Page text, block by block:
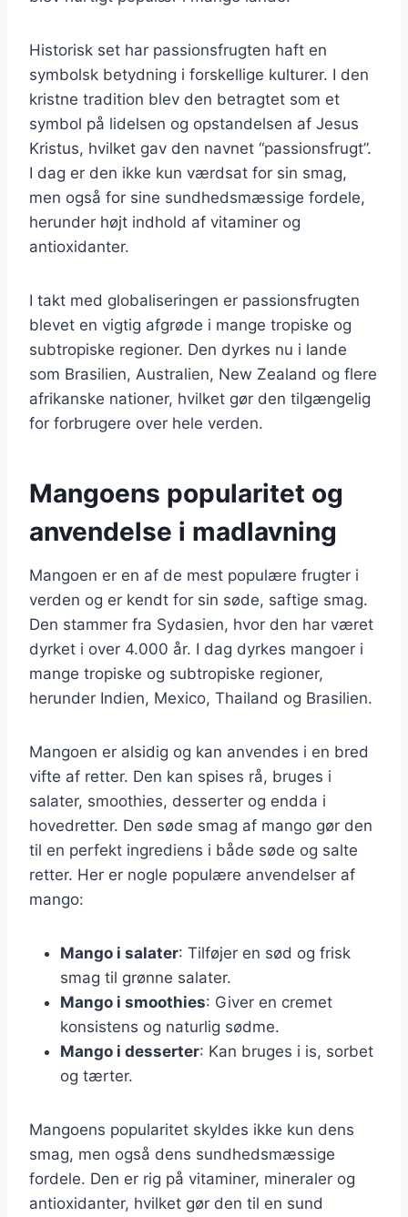
Historisk set har passionsfrugten haft en
symbolsk betydning i forskellige kulturer. I den
kristne tradition blev den betragtet som et
symbol på lidelsen og opstandelsen af Jesus
Kristus, hvilket gav den navnet “passionsfrugt”.
I dag er den ikke kun værdsat for sin smag,
men også for sine sundhedsmæssige fordele,
herunder højt indhold af vitaminer og
antioxidanter.
I takt med globaliseringen er passionsfrugten
blevet en vigtig afgrøde i mange tropiske og
subtropiske regioner. Den dyrkes nu i lande
som Brasilien, Australien, New Zealand og flere
afrikanske nationer, hvilket gør den tilgængelig
for forbrugere over hele verden.
Mangoens popularitet og
anvendelse i madlavning
Mangoen er en af de mest populære frugter i
verden og er kendt for sin søde, saftige smag.
Den stammer fra Sydasien, hvor den har været
dyrket i over 4.000 år. I dag dyrkes mangoer i
mange tropiske og subtropiske regioner,
herunder Indien, Mexico, Thailand og Brasilien.
Mangoen er alsidig og kan anvendes i en bred
vifte af retter. Den kan spises rå, bruges i
salater, smoothies, desserter og endda i
hovedretter. Den søde smag af mango gør den
til en perfekt ingrediens i både søde og salte
retter. Her er nogle populære anvendelser af
mango:
Mango i salater: Tilføjer en sød og frisk
smag til grønne salater.
Mango i smoothies: Giver en cremet
konsistens og naturlig sødme.
Mango i desserter: Kan bruges i is, sorbet
og tærter.
Mangoens popularitet skyldes ikke kun dens
smag, men også dens sundhedsmæssige
fordele. Den er rig på vitaminer, mineraler og
antioxidanter, hvilket gør den til en sund